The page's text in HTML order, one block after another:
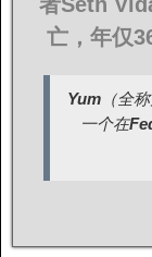
亡，年仅
Yum （全
一个在